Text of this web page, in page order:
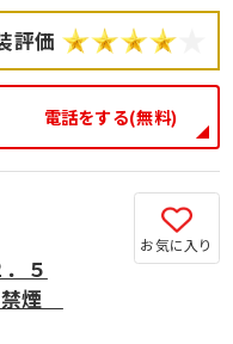
評価
電話をする(無料)
お気に入り
５
煙